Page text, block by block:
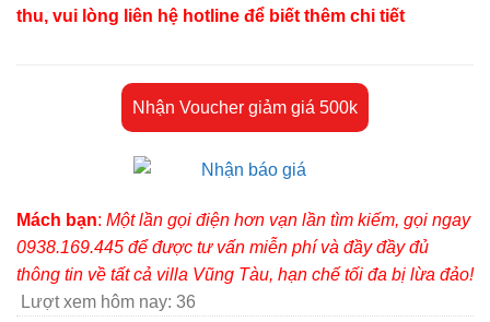
thu, vui lòng liên hệ hotline để biết thêm chi tiết
Nhận Voucher giảm giá 500k
Mách bạn: Một lần gọi điện hơn vạn lần tìm kiếm, gọi ngay
0938.169.445 để được tư vấn miễn phí và đầy đầy đủ
thông tin về tất cả villa Vũng Tàu, hạn chế tối đa bị lừa đảo!
Lượt xem hôm nay: 36